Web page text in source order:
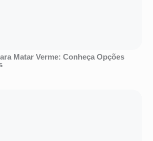
Matar Verme: Conheça Opções